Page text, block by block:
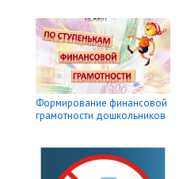
Формирование финансовой
грамотности дошкольников